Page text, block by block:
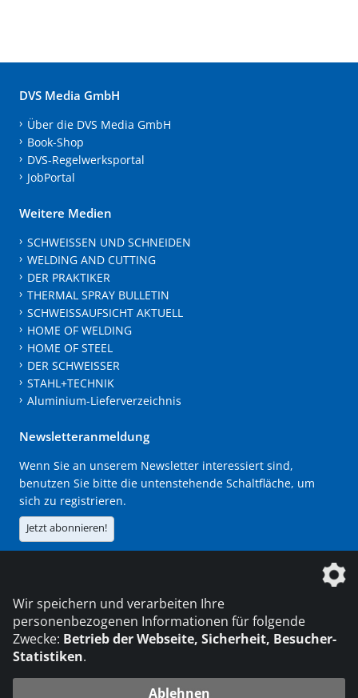
DVS Media GmbH
Über die DVS Media GmbH
Book-Shop
DVS-Regelwerksportal
JobPortal
Weitere Medien
SCHWEISSEN UND SCHNEIDEN
WELDING AND CUTTING
DER PRAKTIKER
THERMAL SPRAY BULLETIN
SCHWEISSAUFSICHT AKTUELL
HOME OF WELDING
HOME OF STEEL
DER SCHWEISSER
STAHL+TECHNIK
Aluminium-Lieferverzeichnis
Newsletteranmeldung
Wenn Sie an unserem Newsletter interessiert sind,
benutzen Sie bitte die untenstehende Schaltfläche, um
sich zu registrieren.
Jetzt abonnieren!
Wir speichern und verarbeiten Ihre
personenbezogenen Informationen für folgende
Zwecke: Betrieb der Webseite, Sicherheit, Besucher-
Statistiken.
Ablehnen